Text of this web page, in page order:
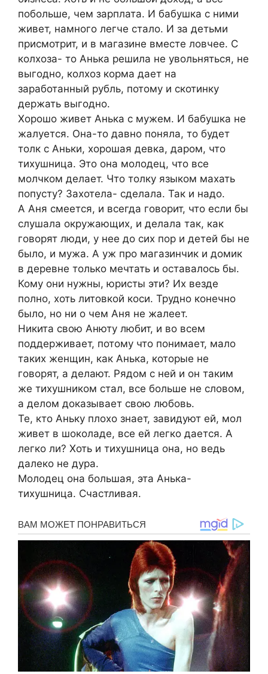
побольше, чем зарплата. И бабушка с ними
живет, намного легче стало. И за детьми
присмотрит, и в магазине вместе ловчее. С
колхоза- то Анька решила не увольняться, не
выгодно, колхоз корма дает на
заработанный рубль, потому и скотинку
держать выгодно.
Хорошо живет Анька с мужем. И бабушка не
жалуется. Она-то давно поняла, то будет
толк с Аньки, хорошая девка, даром, что
тихушница. Это она молодец, что все
молчком делает. Что толку языком махать
попусту? Захотела- сделала. Так и надо.
А Аня смеется, и всегда говорит, что если бы
слушала окружающих, и делала так, как
говорят люди, у нее до сих пор и детей бы не
было, и мужа. А уж про магазинчик и домик
в деревне только мечтать и оставалось бы.
Кому они нужны, юристы эти? Их везде
полно, хоть литовкой коси. Трудно конечно
было, но ни о чем Аня не жалеет.
Никита свою Анюту любит, и во всем
поддерживает, потому что понимает, мало
таких женщин, как Анька, которые не
говорят, а делают. Рядом с ней и он таким
же тихушником стал, все больше не словом,
а делом доказывает свою любовь.
Те, кто Аньку плохо знает, завидуют ей, мол
живет в шоколаде, все ей легко дается. А
легко ли? Хоть и тихушница она, но ведь
далеко не дура.
Молодец она большая, эта Анька-
тихушница. Счастливая.